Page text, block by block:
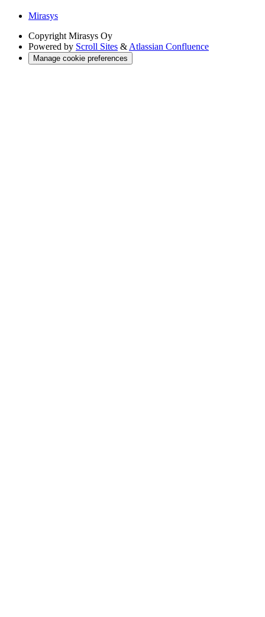
Mirasys
Copyright Mirasys Oy
Powered by Scroll Sites & Atlassian Confluence
Manage cookie preferences